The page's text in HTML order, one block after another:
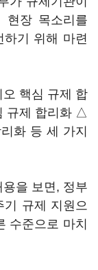
현장 목소리를
기 위해 마련
핵심 규제 합
규제 합리화 △
화 등 세 가지
을 보면, 정부
기 규제 지원으
수준으로 마치